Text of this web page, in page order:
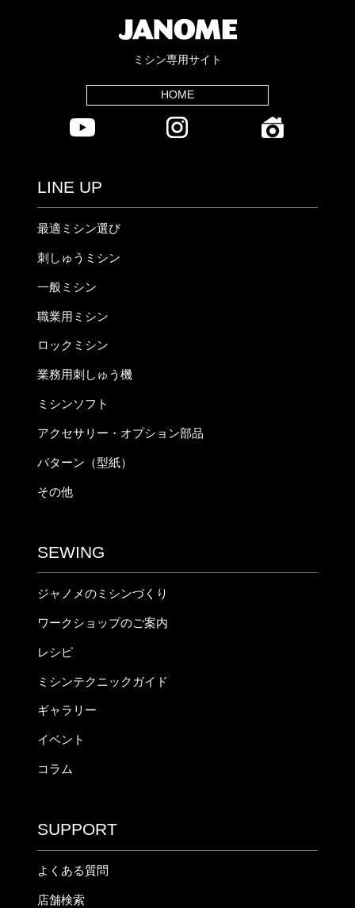
ミシン専用サイト
HOME
LINE UP
最適ミシン選び
刺しゅうミシン
一般ミシン
職業用ミシン
ロックミシン
業務用刺しゅう機
ミシンソフト
アクセサリー・オプション部品
パターン（型紙）
その他
SEWING
ジャノメのミシンづくり
ワークショップのご案内
レシピ
ミシンテクニックガイド
ギャラリー
イベント
コラム
SUPPORT
よくある質問
店舗検索